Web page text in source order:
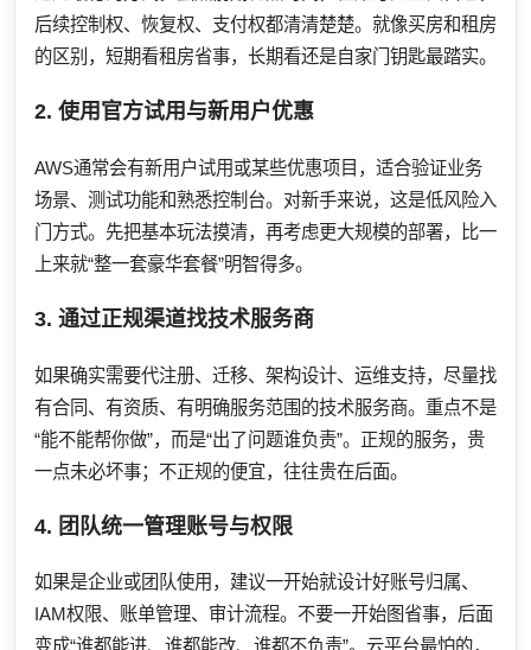
后续控制权、恢复权、支付权都清清楚楚。就像买房和租房
的区别，短期看租房省事，长期看还是自家门钥匙最踏实。
2. 使用官方试用与新用户优惠
AWS通常会有新用户试用或某些优惠项目，适合验证业务
场景、测试功能和熟悉控制台。对新手来说，这是低风险入
门方式。先把基本玩法摸清，再考虑更大规模的部署，比一
上来就“整一套豪华套餐”明智得多。
3. 通过正规渠道找技术服务商
如果确实需要代注册、迁移、架构设计、运维支持，尽量找
有合同、有资质、有明确服务范围的技术服务商。重点不是
“能不能帮你做”，而是“出了问题谁负责”。正规的服务，贵
一点未必坏事；不正规的便宜，往往贵在后面。
4. 团队统一管理账号与权限
如果是企业或团队使用，建议一开始就设计好账号归属、
IAM权限、账单管理、审计流程。不要一开始图省事，后面